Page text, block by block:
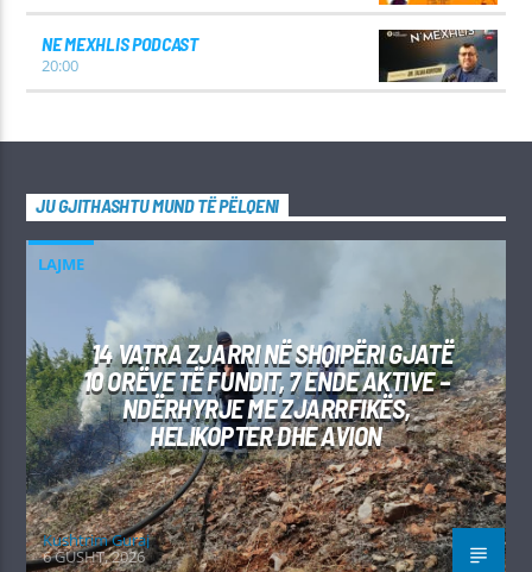
NE MEXHLIS PODCAST
20:00
JU GJITHASHTU MUND TË PËLQENI
LAJME
14 VATRA ZJARRI NË SHQIPËRI GJATË
10 ORËVE TË FUNDIT, 7 ENDE AKTIVE –
NDËRHYRJE ME ZJARRFIKËS,
HELIKOPTER DHE AVION
Kushtrim Guraj
6 GUSHT, 2026